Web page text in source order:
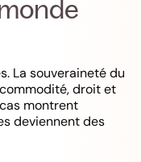
La souveraineté du
droit et
montrent
deviennent des